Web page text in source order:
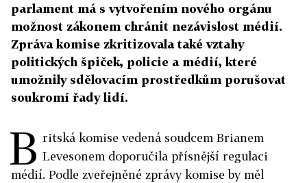
parlament má s vytvořením nového orgánu
možnost zákonem chránit nezávislost médií.
Zpráva komise zkritizovala také vztahy
politických špiček, policie a médií, které
umožnily sdělovacím prostředkům porušovat
soukromí řady lidí.
B ritská komise vedená soudcem Brianem
Levesonem doporučila přísnější regulaci
médií. Podle zveřejněné zprávy komise by měl